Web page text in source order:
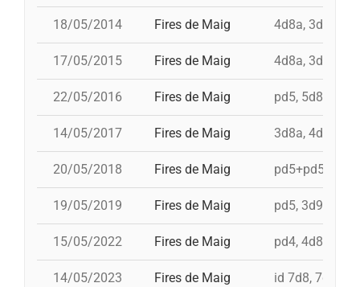
18/05/2014 Fires de Maig 4d8a, 3d9f,
17/05/2015 Fires de Maig 4d8a, 3d9f,
22/05/2016 Fires de Maig pd5, 5d8,
14/05/2017 Fires de Maig 3d8a, 4d9f,
20/05/2018 Fires de Maig pd5+pd5c,
19/05/2019 Fires de Maig pd5, 3d9f, id
15/05/2022 Fires de Maig pd4, 4d8a,
14/05/2023 Fires de Maig id 7d8, 7d8,